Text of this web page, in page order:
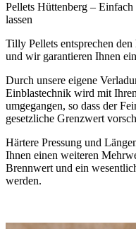
Pellets Hüttenberg –
lassen
Tilly Pellets entsprechen
und wir garantieren Ihnen
Durch unsere eigene
Einblastechnik wird mit
umgegangen, so dass der
gesetzliche Grenzwert
Härtere Pressung und
Ihnen einen weiteren
Brennwert und ein
werden.